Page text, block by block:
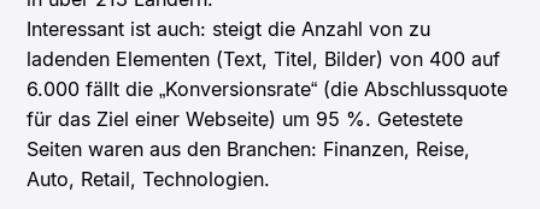
Interessant ist auch: steigt die Anzahl von zu
ladenden Elementen (Text, Titel, Bilder) von 400 auf
6.000 fällt die „Konversionsrate“ (die Abschlussquote
für das Ziel einer Webseite) um 95 %. Getestete
Seiten waren aus den Branchen: Finanzen, Reise,
Auto, Retail, Technologien.